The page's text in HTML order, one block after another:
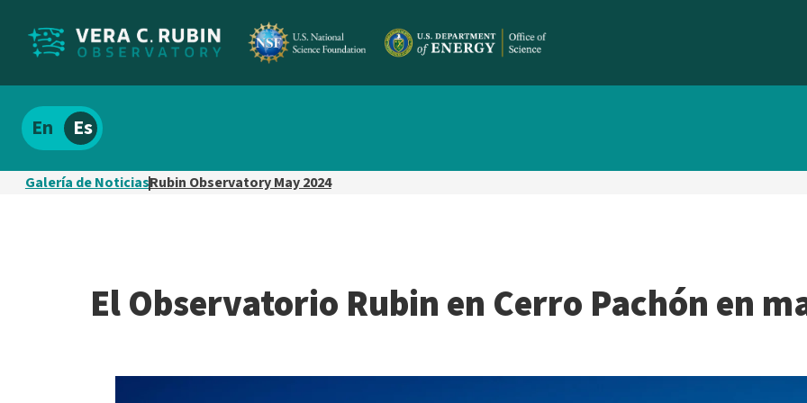
Localizar
el
contenido
Español
Galería de NoticiasRubin Observatory May 2024
El Observatorio Rubin en Cerro Pachón en